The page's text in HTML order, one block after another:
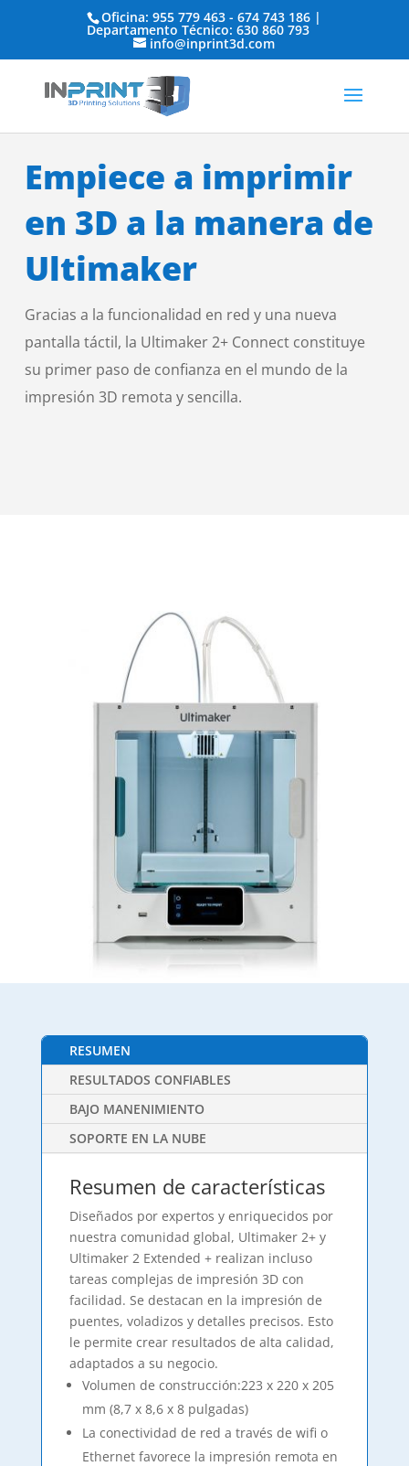
Oficina: 955 779 463 - 674 743 186 |
Departamento Técnico: 630 860 793
info@inprint3d.com
Ultimaker 2+
Empiece a imprimir
en 3D a la manera de
Ultimaker
Gracias a la funcionalidad en red y una nueva
pantalla táctil, la Ultimaker 2+ Connect constituye
su primer paso de confianza en el mundo de la
impresión 3D remota y sencilla.
RESUMEN
RESULTADOS CONFIABLES
BAJO MANENIMIENTO
SOPORTE EN LA NUBE
Resumen de características
Diseñados por expertos y enriquecidos por
nuestra comunidad global, Ultimaker 2+ y
Ultimaker 2 Extended + realizan incluso
tareas complejas de impresión 3D con
facilidad. Se destacan en la impresión de
puentes, voladizos y detalles precisos. Esto
le permite crear resultados de alta calidad,
adaptados a su negocio.
Volumen de construcción:223 x 220 x 205
mm (8,7 x 8,6 x 8 pulgadas)
La conectividad de red a través de wifi o
Ethernet favorece la impresión remota en